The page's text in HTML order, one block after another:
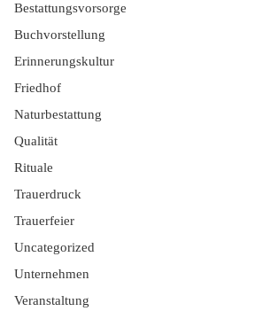
Bestattungsvorsorge
Buchvorstellung
Erinnerungskultur
Friedhof
Naturbestattung
Qualität
Rituale
Trauerdruck
Trauerfeier
Uncategorized
Unternehmen
Veranstaltung